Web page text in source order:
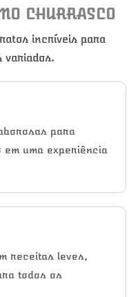
CHURRASCO
incríveis para
variados.
para
uma experiência
receitas leves,
todos os